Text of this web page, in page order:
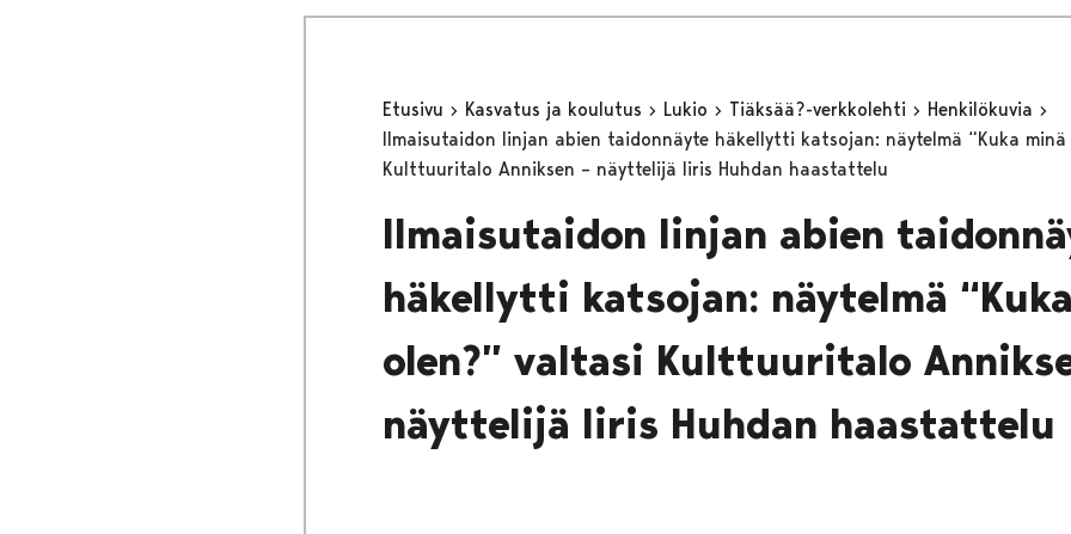
Etusivu Kasvatus ja koulutus Lukio Tiäksää?-verkkolehti
Henkilökuvia
Ilmaisutaidon linjan abien taidonnäyte häkellytti katsojan: näytelmä “Kuka minä
Kulttuuritalo Anniksen – näyttelijä Iiris Huhdan haastattelu
Ilmaisutaidon linjan abien
häkellytti katsojan: näytelmä
olen?” valtasi Kulttuuritalo
näyttelijä Iiris Huhdan haastattelu